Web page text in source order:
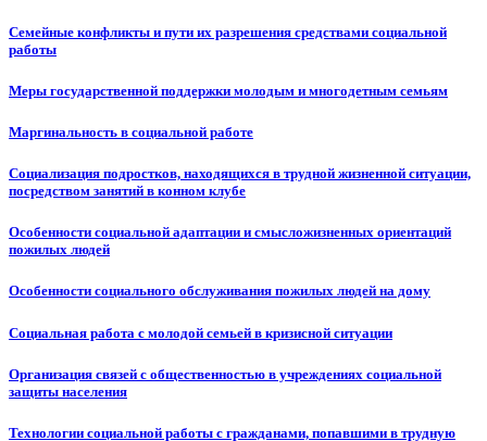
Семейные конфликты и пути их разрешения средствами социальной
работы
Меры государственной поддержки молодым и многодетным семьям
Маргинальность в социальной работе
Социализация подростков, находящихся в трудной жизненной ситуации,
посредством занятий в конном клубе
Особенности социальной адаптации и смысложизненных ориентаций
пожилых людей
Особенности социального обслуживания пожилых людей на дому
Социальная работа с молодой семьей в кризисной ситуации
Организация связей с общественностью в учреждениях социальной
защиты населения
Технологии социальной работы с гражданами, попавшими в трудную